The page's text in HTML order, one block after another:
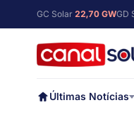
GC Solar 22,70 GWGD
Últimas Notícias